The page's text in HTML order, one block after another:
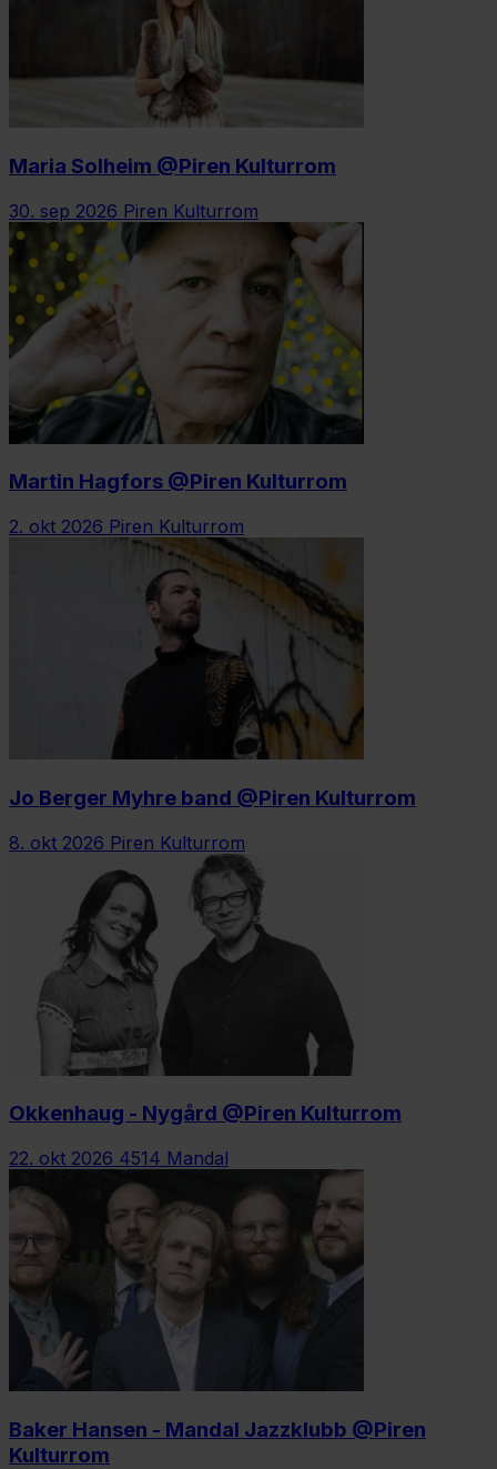
Maria Solheim @Piren Kulturrom
30. sep 2026 Piren Kulturrom
Martin Hagfors @Piren Kulturrom
2. okt 2026 Piren Kulturrom
Jo Berger Myhre band @Piren Kulturrom
8. okt 2026 Piren Kulturrom
Okkenhaug - Nygård @Piren Kulturrom
22. okt 2026 4514 Mandal
Baker Hansen - Mandal Jazzklubb @Piren
Kulturrom